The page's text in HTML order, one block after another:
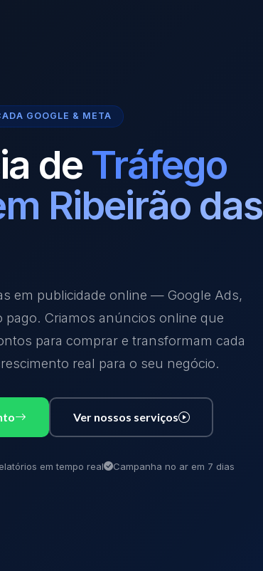
GOOGLE & META
de Tráfego
Ribeirão das
em publicidade online — Google Ads,
pago. Criamos anúncios online que
para comprar e transformam cada
real para o seu negócio.
Ver nossos serviços
em tempo real Campanha no ar em 7 dias